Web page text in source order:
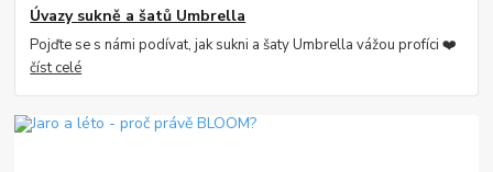
Úvazy sukně a šatů Umbrella
Pojďte se s námi podívat, jak sukni a šaty Umbrella vážou profíci ❤️
číst celé